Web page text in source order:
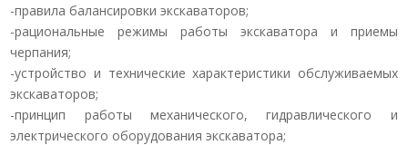
-правила балансировки экскаваторов;
-рациональные режимы работы экскаватора и приемы
черпания;
-устройство и технические характеристики обслуживаемых
экскаваторов;
-принцип работы механического, гидравлического и
электрического оборудования экскаватора;